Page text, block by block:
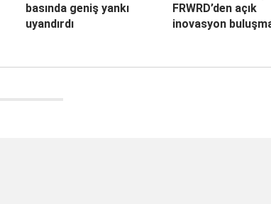
basında geniş yankı
uyandırdı
FRWRD’den açık
inovasyon